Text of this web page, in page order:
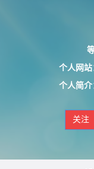
个人网站
个人简介
关注